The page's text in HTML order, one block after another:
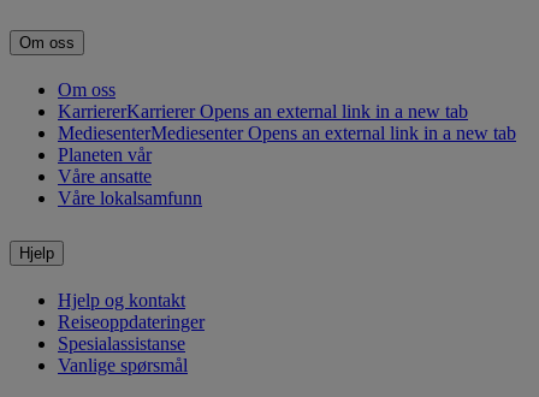
Om oss
Om oss
KarriererKarrierer Opens an external link in a new tab
MediesenterMediesenter Opens an external link in a new tab
Planeten vår
Våre ansatte
Våre lokalsamfunn
Hjelp
Hjelp og kontakt
Reiseoppdateringer
Spesialassistanse
Vanlige spørsmål